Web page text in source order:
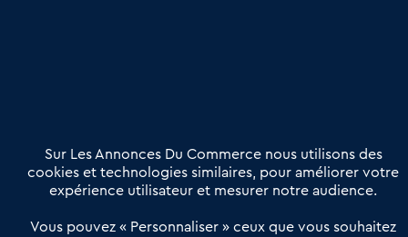
Offres Pro
Actualités
Qui sommes nous ?
Derniers articles
Sur Les Annonces Du Commerce nous utilisons des
cookies et technologies similaires, pour améliorer votre
expérience utilisateur et mesurer notre audience.
Vous pouvez « Personnaliser » ceux que vous souhaitez